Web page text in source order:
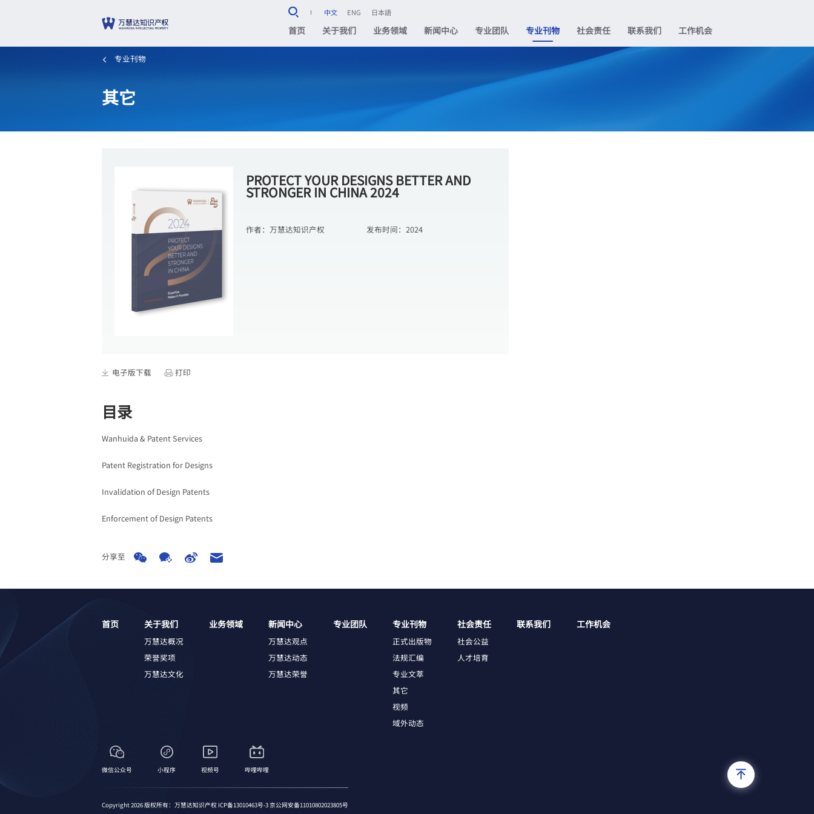
中文 ENG 日本語
首页 关于我们 业务领域 新闻中心 专业团队 专业刊物 社会责任 联系我们 工作机会
专业刊物
其它
PROTECT YOUR DESIGNS BETTER AND
STRONGER IN CHINA 2024
作者： 万慧达知识产权 发布时间：2024
电子版下载 打印
目录
Wanhuida & Patent Services
Patent Registration for Designs
Invalidation of Design Patents
Enforcement of Design Patents
分享至
首页 关于我们
万慧达概况
荣誉奖项
万慧达文化
业务领域 新闻中心
万慧达观点
万慧达动态
万慧达荣誉
专业团队 专业刊物
正式出版物
法规汇编
专业文萃
其它
视频
域外动态
社会责任
社会公益
人才培育
联系我们 工作机会
微信公众号 小程序 视频号 哔哩哔哩
Copyright 2026 版权所有：万慧达知识产权 ICP备13010463号-3京公网安备11010802023805号